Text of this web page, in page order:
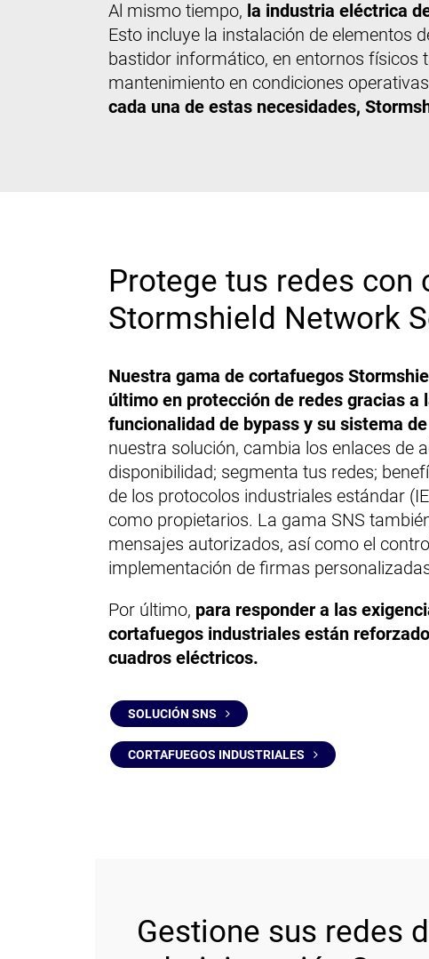
Al mismo tiempo, la industria eléctrica
Esto incluye la instalación de elementos
bastidor informático, en entornos físicos
mantenimiento en condiciones
cada una de estas necesidades,
Protege tus redes con
Stormshield Network
Nuestra gama de cortafuegos
último en protección de redes gracias
funcionalidad de bypass y su sistema
nuestra solución, cambia los enlaces de
disponibilidad; segmenta tus redes;
de los protocolos industriales estándar
como propietarios. La gama SNS
mensajes autorizados, así como el
implementación de firmas
Por último, para responder a las
cortafuegos industriales están
cuadros eléctricos.
SOLUCIÓN SNS
CORTAFUEGOS INDUSTRIALES
Gestione sus redes